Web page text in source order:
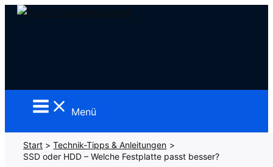
Zum
Menü
Start
Technik-Tipps & Anleitungen
SSD oder HDD – Welche Festplatte passt besser?